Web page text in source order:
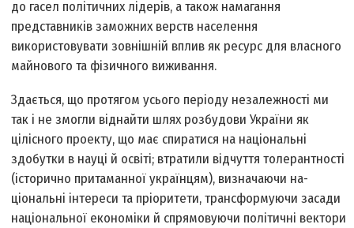
до гасел політичних лідерів, а також намагання
представників заможних верств населення
використовувати зовнішній вплив як ресурс для власного
майнового та фізичного виживання.
Здається, що протягом усього періоду незалежності ми
так і не змогли віднайти шлях розбудови України як
цілісного проекту, що має спиратися на національні
здобутки в науці й освіті; втратили відчуття толерантності
(історично притаманної українцям), визначаючи на­
ціональні інтереси та пріоритети, трансформуючи засади
національної економіки й спрямовуючи політичні вектори